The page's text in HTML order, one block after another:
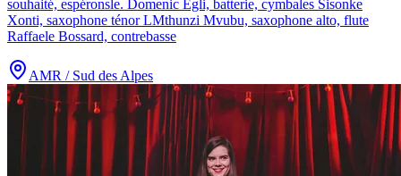
souhaité, espéronsle. Domenic Egli, batterie, cymbales Sisonke
Xonti, saxophone ténor LMthunzi Mvubu, saxophone alto, flute
Raffaele Bossard, contrebasse
AMR / Sud des Alpes